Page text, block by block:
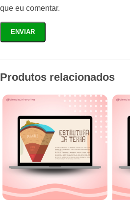
que eu comentar.
Produtos relacionados